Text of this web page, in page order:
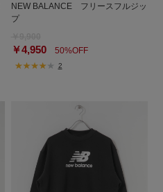
NEW BALANCE フリースフルジッ
プ
￥4,95050%OFF
2